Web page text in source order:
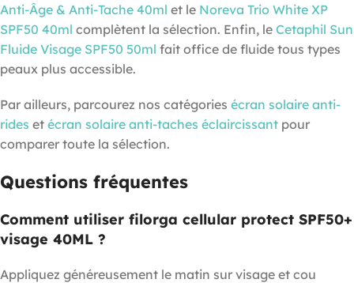
Anti-Âge & Anti-Tache 40ml et le Noreva Trio White XP
SPF50 40ml complètent la sélection. Enfin, le Cetaphil Sun
Fluide Visage SPF50 50ml fait office de fluide tous types
peaux plus accessible.
Par ailleurs, parcourez nos catégories écran solaire anti-
rides et écran solaire anti-taches éclaircissant pour
comparer toute la sélection.
Questions fréquentes
Comment utiliser filorga cellular protect SPF50+
visage 40ML ?
Appliquez généreusement le matin sur visage et cou